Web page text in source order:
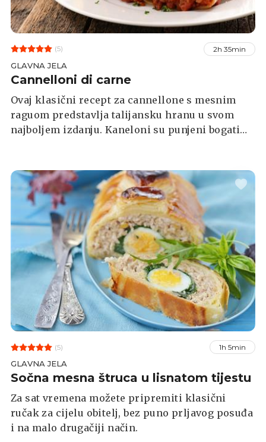
(5) 2h 35min
GLAVNA JELA
Cannelloni di carne
Ovaj klasični recept za cannellone s mesnim
raguom predstavlja talijansku hranu u svom
najboljem izdanju. Kaneloni su punjeni bogatim,
parmezana, a zatim zapečeni dok nisu poprimili
lijepu zlatnu boju.
(5) 1h 5min
GLAVNA JELA
Sočna mesna štruca u lisnatom tijestu
Za sat vremena možete pripremiti klasični
ručak za cijelu obitelj, bez puno prljavog posuđa
i na malo drugačiji način.